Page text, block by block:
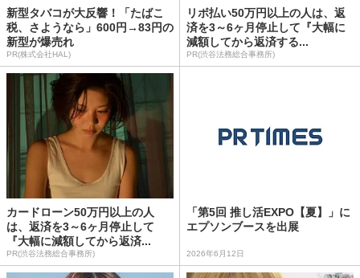
新型タバコが大反響！「たばこ
税、さようなら」600円→83円の
新型が爆売れ
PR(株式会社HAL)
リボ払い50万円以上の人は、返
済を3～6ヶ月停止して『大幅に
減額してから返済する...
PR(渋谷法務総合事務所)
カードローン50万円以上の人
は、返済を3～6ヶ月停止して
『大幅に減額してから返済...
PR(渋谷法務総合事務所)
「第5回 推し活EXPO【夏】」に
エプソンブースを出展
2026年6月12日